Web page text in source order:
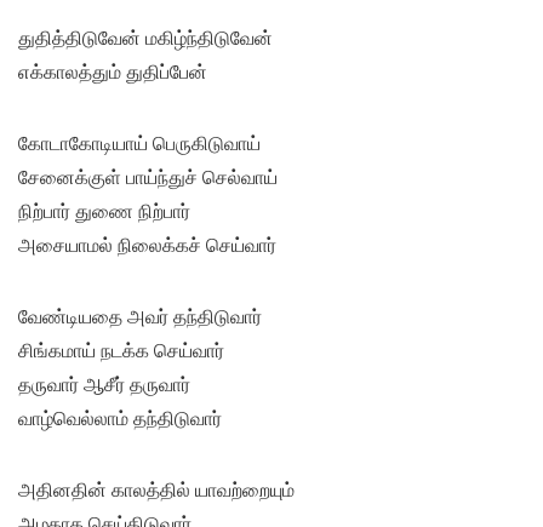
துதித்திடுவேன் மகிழ்ந்திடுவேன்
எக்காலத்தும் துதிப்பேன்
கோடாகோடியாய் பெருகிடுவாய்
சேனைக்குள் பாய்ந்துச் செல்வாய்
நிற்பார் துணை நிற்பார்
அசையாமல் நிலைக்கச் செய்வார்
வேண்டியதை அவர் தந்திடுவார்
சிங்கமாய் நடக்க செய்வார்
தருவார் ஆசீர் தருவார்
வாழ்வெல்லாம் தந்திடுவார்
அதினதின் காலத்தில் யாவற்றையும்